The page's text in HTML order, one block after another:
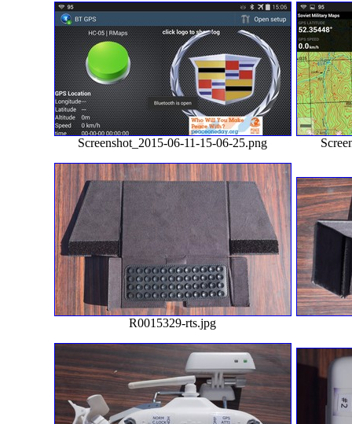
Screenshot_2015-06-11-15-06-25.png
R0015329-rts.jpg